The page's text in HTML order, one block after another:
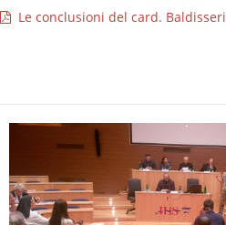
Le conclusioni del card. Baldisseri